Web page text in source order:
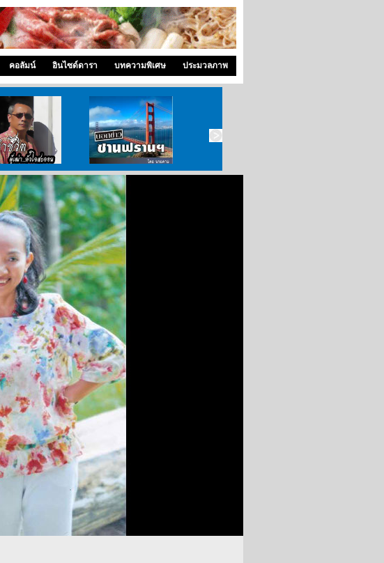
คอลัมน์ อินไซด์ดารา บทความพิเศษ ประมวลภาพ
ลำนำ..ชีวิต บอกข่าว ซานฟราน ท่องไปใน San Francisco